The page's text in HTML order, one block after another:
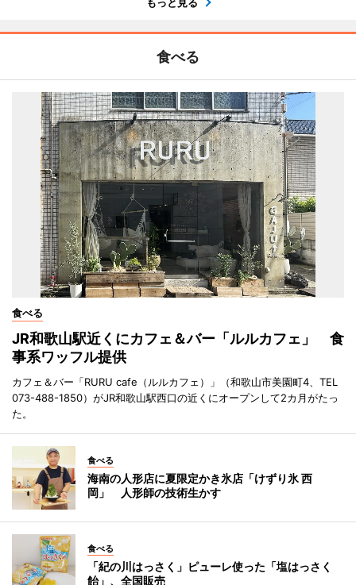
食べる
食べる
JR和歌山駅近くにカフェ＆バー「ルルカフェ」 食
事系ワッフル提供
カフェ＆バー「RURU cafe（ルルカフェ）」（和歌山市美園町4、TEL
073-488-1850）がJR和歌山駅西口の近くにオープンして2カ月がたっ
た。
食べる
海南の人形店に夏限定かき氷店「けずり氷 西
岡」 人形師の技術生かす
食べる
「紀の川はっさく」ピューレ使った「塩はっさく
飴」、全国販売